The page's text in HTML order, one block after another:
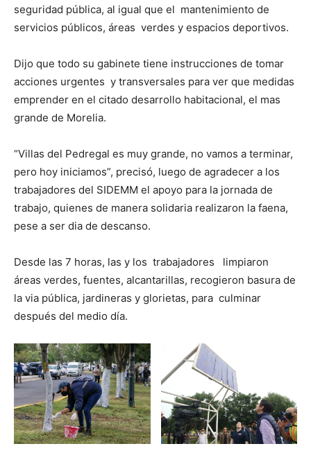
seguridad pública, al igual que el mantenimiento de
servicios públicos, áreas verdes y espacios deportivos.
Dijo que todo su gabinete tiene instrucciones de tomar
acciones urgentes y transversales para ver que medidas
emprender en el citado desarrollo habitacional, el mas
grande de Morelia.
“Villas del Pedregal es muy grande, no vamos a terminar,
pero hoy iniciamos”, precisó, luego de agradecer a los
trabajadores del SIDEMM el apoyo para la jornada de
trabajo, quienes de manera solidaria realizaron la faena,
pese a ser dia de descanso.
Desde las 7 horas, las y los trabajadores limpiaron
áreas verdes, fuentes, alcantarillas, recogieron basura de
la via pública, jardineras y glorietas, para culminar
después del medio día.